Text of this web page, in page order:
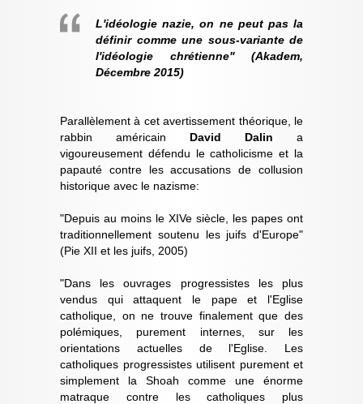
L'idéologie nazie, on ne peut pas la
définir comme une sous-variante de
l'idéologie chrétienne" (Akadem,
Décembre 2015)
Parallèlement à cet avertissement théorique, le
rabbin américain David Dalin a
vigoureusement défendu le catholicisme et la
papauté contre les accusations de collusion
historique avec le nazisme:
"Depuis au moins le XIVe siècle, les papes ont
traditionnellement soutenu les juifs d'Europe"
(Pie XII et les juifs, 2005)
"Dans les ouvrages progressistes les plus
vendus qui attaquent le pape et l'Eglise
catholique, on ne trouve finalement que des
polémiques, purement internes, sur les
orientations actuelles de l'Eglise. Les
catholiques progressistes utilisent purement et
simplement la Shoah comme une énorme
matraque contre les catholiques plus